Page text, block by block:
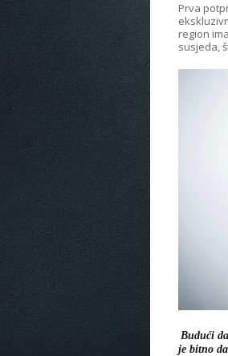
Prva
region
susjeda,
Budući
je bitno